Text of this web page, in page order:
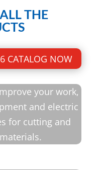
THE
CATALOG NOW
your work,
and electric
for cutting and